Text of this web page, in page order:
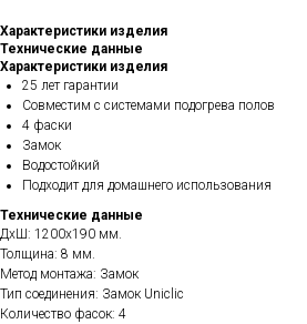
Характеристики изделия
Технические данные
Характеристики изделия
25 лет гарантии
Совместим с системами подогрева полов
4 фаски
Замок
Водостойкий
Подходит для домашнего использования
Технические данные
ДхШ: 1200х190 мм.
Толщина: 8 мм.
Метод монтажа: Замок
Тип соединения: Замок Uniclic
Количество фасок: 4